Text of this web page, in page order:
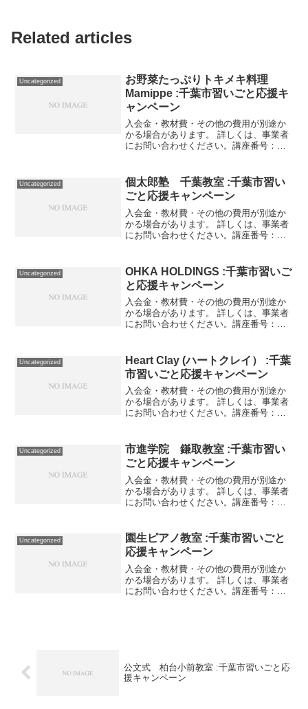
Related articles
Uncategorized
お野菜たっぷりトキメキ料理
Mamippe :千葉市習いごと応援キ
ャンペーン
入会金・教材費・その他の費用が別途か
かる場合があります。 詳しくは、事業者
にお問い合わせください。講座番号：
1525-01-02利用期間 20...
Uncategorized
個太郎塾 千葉教室 :千葉市習い
ごと応援キャンペーン
入会金・教材費・その他の費用が別途か
かる場合があります。 詳しくは、事業者
にお問い合わせください。講座番号：
に正会員登録される場合、入会金16...
Uncategorized
OHKA HOLDINGS :千葉市習いご
と応援キャンペーン
入会金・教材費・その他の費用が別途か
かる場合があります。 詳しくは、事業者
にお問い合わせください。講座番号：
開している投資家から学ぶ講習会（1...
Uncategorized
Heart Clay (ハートクレイ） :千葉
市習いごと応援キャンペーン
入会金・教材費・その他の費用が別途か
かる場合があります。 詳しくは、事業者
にお問い合わせください。講座番号：
（１回）/2時間/大人対象。講座番...
Uncategorized
市進学院 鎌取教室 :千葉市習い
ごと応援キャンペーン
入会金・教材費・その他の費用が別途か
かる場合があります。 詳しくは、事業者
にお問い合わせください。講座番号：
2021/12/31パンセフロンティ...
Uncategorized
園生ピアノ教室 :千葉市習いごと
応援キャンペーン
入会金・教材費・その他の費用が別途か
かる場合があります。 詳しくは、事業者
にお問い合わせください。講座番号：
公文式 柏台小前教室 :千葉市習いごと応
援キャンペーン